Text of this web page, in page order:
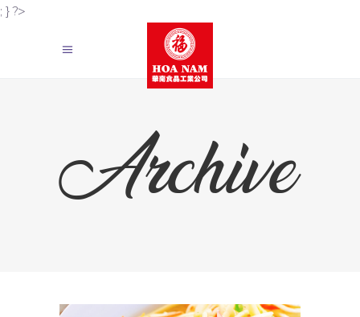
; } ?>
Archive